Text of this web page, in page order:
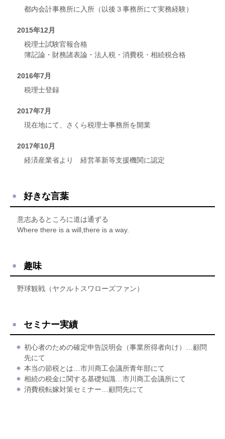
都内会計事務所に入所（以後３事務所にて実務経験）
2015年12月
税理士試験官報合格
簿記論・財務諸表論・法人税・消費税・相続税合格
2016年7月
税理士登録
2017年7月
現在地にて、さくら税理士事務所を開業
2017年10月
経済産業省より 経営革新等支援機関に認定
好きな言葉
意志あるところに道は通ずる
Where there is a will,there is a way.
趣味
野球観戦（ヤクルトスワローズファン）
セミナー実績
初心者のための確定申告説明会（事業所得者向け）…顧問
先にて
本当の節税とは…市川商工会議所青年部にて
相続の税金に関する基礎知識…市川商工会議所にて
消費税転嫁対策セミナー…顧問先にて